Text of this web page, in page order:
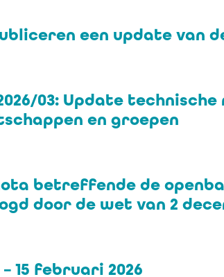
een update van
03: Update
en groepen
betreffende de
door de wet van 2
– 15 februari 2026